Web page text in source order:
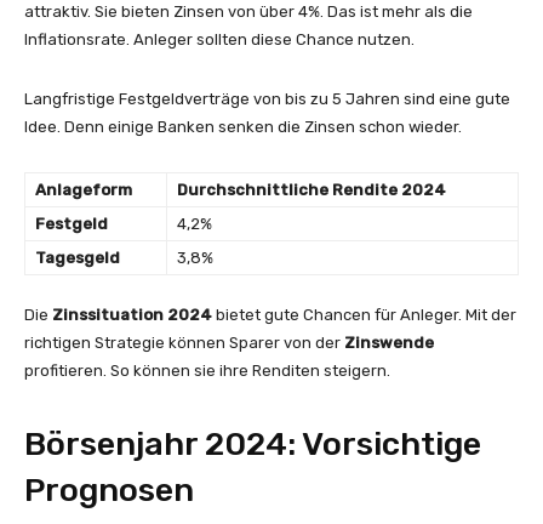
attraktiv. Sie bieten Zinsen von über 4%. Das ist mehr als die
Inflationsrate. Anleger sollten diese Chance nutzen.
Langfristige Festgeldverträge von bis zu 5 Jahren sind eine gute
Idee. Denn einige Banken senken die Zinsen schon wieder.
Anlageform
Durchschnittliche Rendite 2024
Festgeld
4,2%
Tagesgeld
3,8%
Die Zinssituation 2024 bietet gute Chancen für Anleger. Mit der
richtigen Strategie können Sparer von der Zinswende
profitieren. So können sie ihre Renditen steigern.
Börsenjahr 2024: Vorsichtige
Prognosen